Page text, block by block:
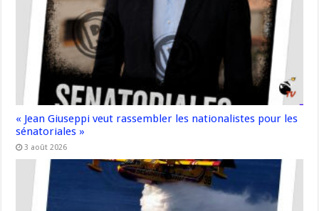
« Jean Giuseppi veut rassembler les nationalistes pour les
sénatoriales »
3 août 2026